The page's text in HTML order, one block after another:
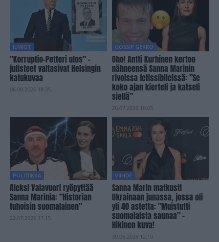
ILMIÖT
”Korruptio-Petteri ulos” -
julisteet valtasivat Helsingin
katukuvaa
06.08.2026 18.35
GOSSIP GEKKO
Oho! Antti Kurhinen kertoo
nähneensä Sanna Marinin
rivoissa fetissibileissä: ”Se
koko ajan kierteli ja katseli
siellä”
26.07.2026 10.05
POLITIIKKA
Aleksi Valavuori ryöpyttää
Sanna Marinia: ”Historian
tuhoisin suomalainen”
22.07.2026 17.15
VIIHDE
Sanna Marin matkusti
Ukrainaan junassa, jossa oli
yli 40 astetta: ”Muistutti
suomalaista saunaa” –
Hikinen kuva!
30.06.2026 12.10